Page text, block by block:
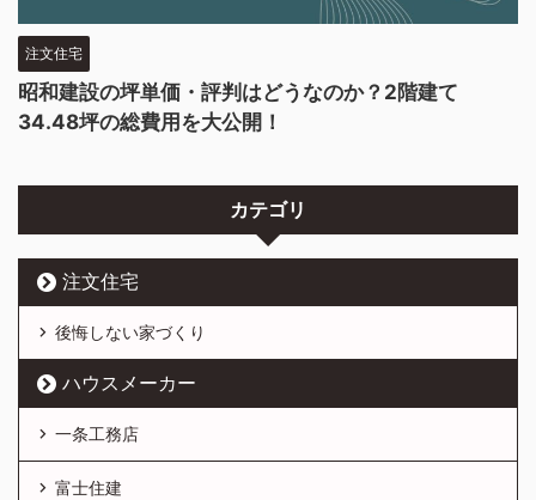
注文住宅
昭和建設の坪単価・評判はどうなのか？2階建て
34.48坪の総費用を大公開！
カテゴリ
注文住宅
後悔しない家づくり
ハウスメーカー
一条工務店
富士住建